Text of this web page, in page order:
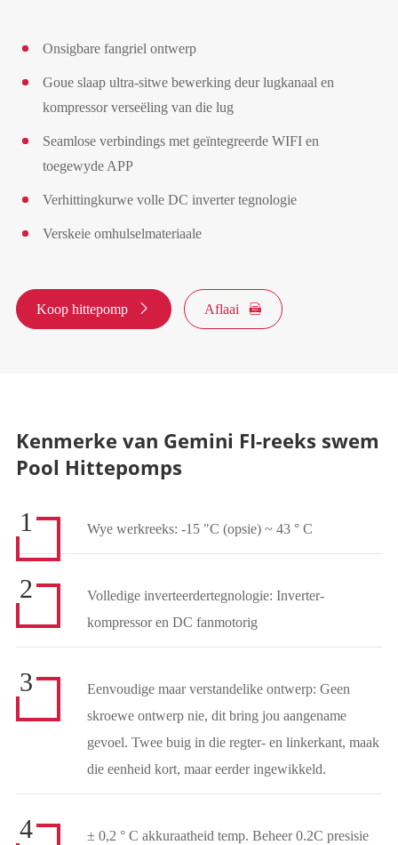
Onsigbare fangriel ontwerp
Goue slaap ultra-sitwe bewerking deur lugkanaal en
kompressor verseëling van die lug
Seamlose verbindings met geïntegreerde WIFI en
toegewyde APP
Verhittingkurwe volle DC inverter tegnologie
Verskeie omhulselmateriaale
Koop hittepomp  Aflaai 
Kenmerke van Gemini FI-reeks swem
Pool Hittepomps
1 Wye werkreeks: -15 "C (opsie) ~ 43 ° C
2
Volledige inverteerdertegnologie: Inverter-
kompressor en DC fanmotorig
3
Eenvoudige maar verstandelike ontwerp: Geen
skroewe ontwerp nie, dit bring jou aangename
gevoel. Twee buig in die regter- en linkerkant, maak
die eenheid kort, maar eerder ingewikkeld.
4
± 0,2 ° C akkuraatheid temp. Beheer 0.2C presisie